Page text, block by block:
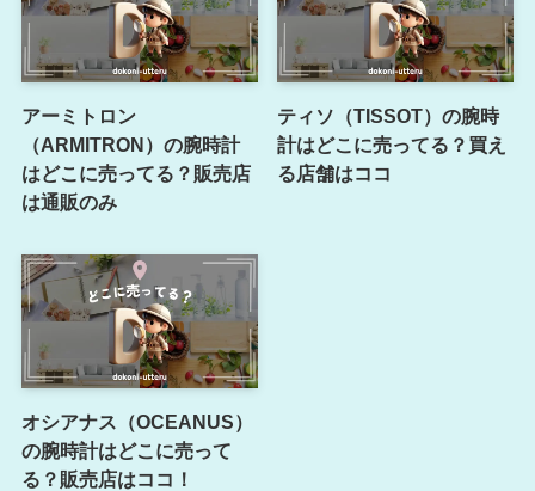
アーミトロン
（ARMITRON）の腕時計
はどこに売ってる？販売店
は通販のみ
ティソ（TISSOT）の腕時
計はどこに売ってる？買え
る店舗はココ
オシアナス（OCEANUS）
の腕時計はどこに売って
る？販売店はココ！